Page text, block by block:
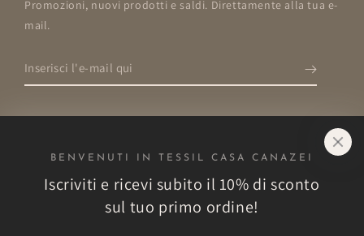
Inserisci
mail
qui
BENVENUTI IN TESSIL CASA CANAZEI
Iscriviti e ricevi subito il 10% di sconto
sul tuo primo ordine!